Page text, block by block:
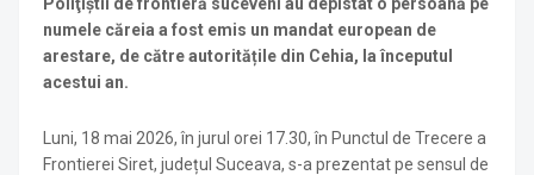
numele căreia a fost emis un mandat european de
arestare, de către autoritățile din Cehia, la începutul
acestui an.
Luni, 18 mai 2026, în jurul orei 17.30, în Punctul de Trecere a
Frontierei Siret, județul Suceava, s-a prezentat pe sensul de